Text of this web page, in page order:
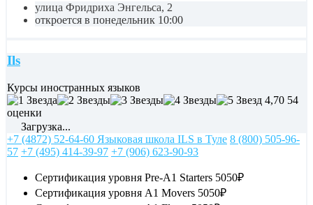
улица Фридриха Энгельса, 2
откроется в понедельник 10:00
Ils
Курсы иностранных языков
4,70 54
оценки
Загрузка...
+7 (4872) 52-64-60 Языковая школа ILS в Туле 8 (800) 505-96-
57 +7 (495) 414-39-97 +7 (906) 623-90-93
Сертификация уровня Pre-A1 Starters 5050₽
Сертификация уровня A1 Movers 5050₽